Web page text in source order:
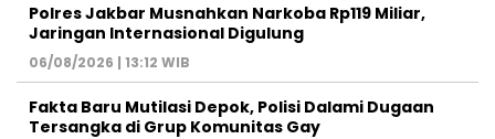
Polres Jakbar Musnahkan Narkoba Rp119 Miliar,
Jaringan Internasional Digulung
06/08/2026 | 13:12 WIB
Fakta Baru Mutilasi Depok, Polisi Dalami Dugaan
Tersangka di Grup Komunitas Gay